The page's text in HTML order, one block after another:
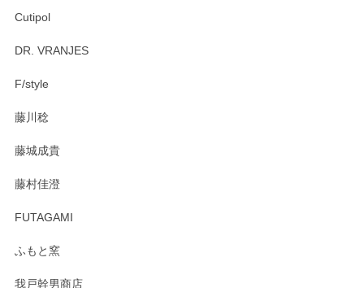
Cutipol
DR. VRANJES
F/style
藤川稔
藤城成貴
藤村佳澄
FUTAGAMI
ふもと窯
我戸幹男商店